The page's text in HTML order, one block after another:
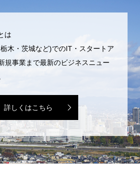
は
木・茨城など)でのIT・スタートア
規事業まで最新のビジネスニュー
詳しくはこちら